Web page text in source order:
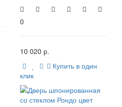
0
10 020 р.
Купить в один
клик